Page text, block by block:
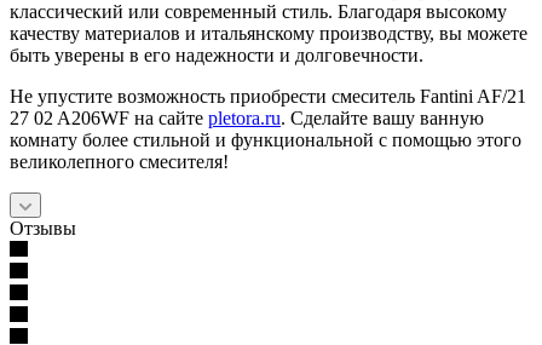
классический или современный стиль. Благодаря высокому
качеству материалов и итальянскому производству, вы можете
быть уверены в его надежности и долговечности.
Не упустите возможность приобрести смеситель Fantini AF/21
27 02 A206WF на сайте pletora.ru. Сделайте вашу ванную
комнату более стильной и функциональной с помощью этого
великолепного смесителя!
Отзывы